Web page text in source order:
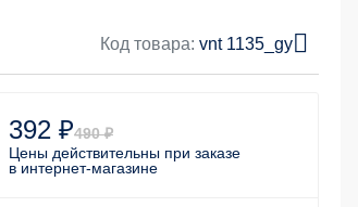
Код товара: vnt 1135_gy
392 ₽490 ₽
Цены действительны при заказе
в интернет-магазине